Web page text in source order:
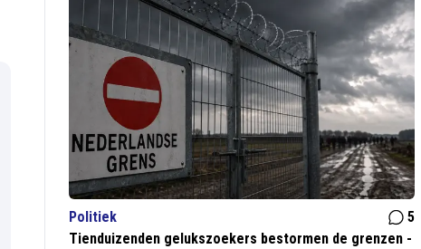
Politiek
5
Tienduizenden gelukszoekers bestormen de grenzen -